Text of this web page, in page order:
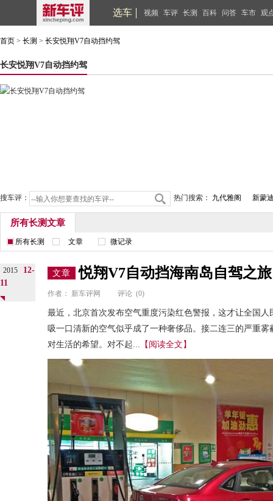
选车 视频 车评 长测 百科 问答 车市 观
首页 > 长测 > 长安悦翔V7自动挡约驾
长安悦翔V7自动挡约驾
搜车评： 热门搜索： 九代雅阁 新蒙
所有长测文章
所有长测 文章 微记录
2015
12-
11
文章 悦翔V7自动挡海南岛自驾之
作者： 新车评网 评论 (0)
最近，北京首次发布空气重度污染红色警报，这才让全国
吸一口清新的空气似乎成了一种奢侈品。接二连三的严重
对生活的希望。对不起... 【阅读全文】